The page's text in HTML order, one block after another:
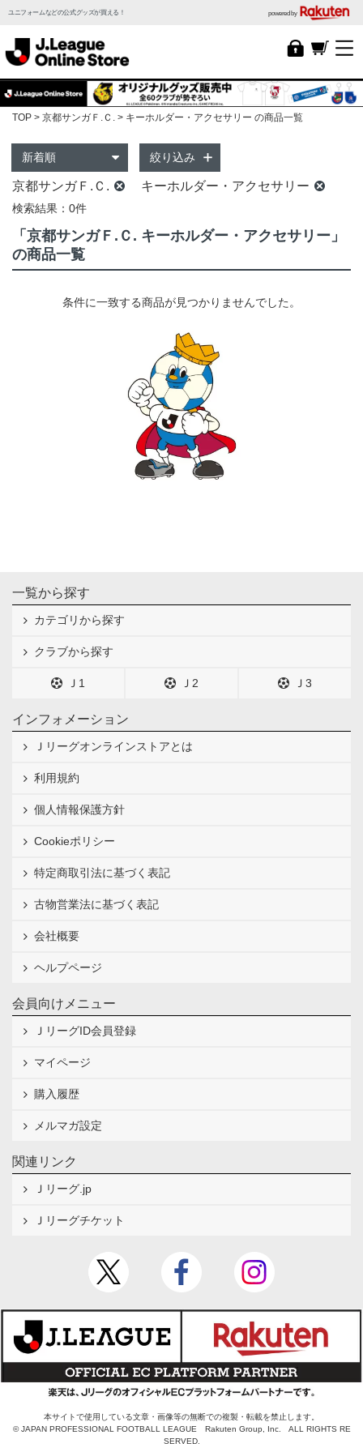
ユニフォームなどの公式グッズが買える！ powered by
TOP 京都サンガＦ.Ｃ. キーホルダー・アクセサリー の商品一覧
絞り込み
京都サンガＦ.Ｃ. キーホルダー・アクセサリー
検索結果：0件
「京都サンガＦ.Ｃ. キーホルダー・アクセサリー」
の商品一覧
条件に一致する商品が見つかりませんでした。
一覧から探す
カテゴリから探す
クラブから探す
Ｊ1 Ｊ2 Ｊ3
インフォメーション
Ｊリーグオンラインストアとは
利用規約
個人情報保護方針
Cookieポリシー
特定商取引法に基づく表記
古物営業法に基づく表記
会社概要
ヘルプページ
会員向けメニュー
ＪリーグID会員登録
マイページ
購入履歴
メルマガ設定
関連リンク
Ｊリーグ.jp
Ｊリーグチケット
本サイトで使用している文章・画像等の無断での複製・転載を禁止します。
© JAPAN PROFESSIONAL FOOTBALL LEAGUE Rakuten Group, Inc. ALL RIGHTS RE
SERVED.